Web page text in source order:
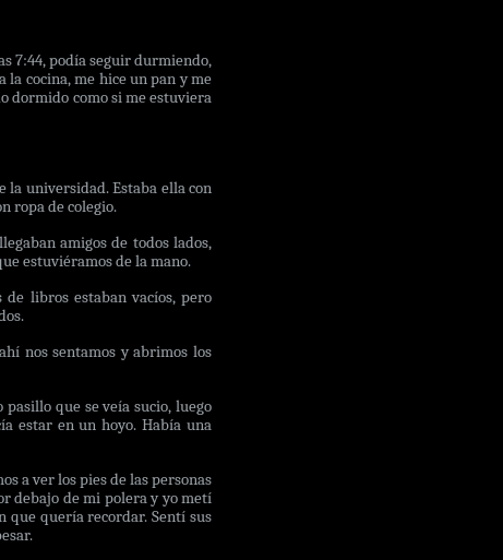
7:44, podía seguir durmiendo,
cocina, me hice un pan y me
dormido como si me estuviera
la universidad. Estaba ella con
ropa de colegio.
amigos de todos lados,
estuviéramos de la mano.
libros estaban vacíos, pero
nos sentamos y abrimos los
que se veía sucio, luego
estar en un hoyo. Había una
a ver los pies de las personas
debajo de mi polera y yo metí
que quería recordar. Sentí sus